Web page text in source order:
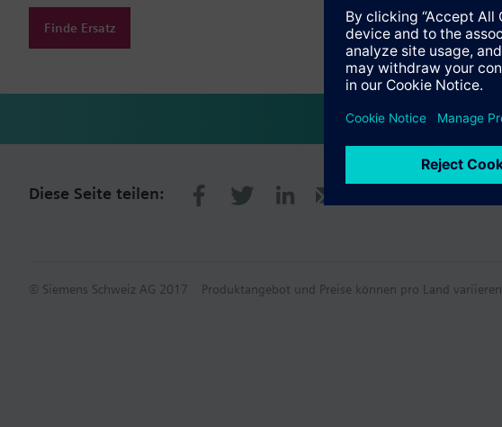
Finde Ersatz
Diese Seite teilen:
© Siemens Schweiz AG 2017 Produktangebot und Preise können pro Land variieren.